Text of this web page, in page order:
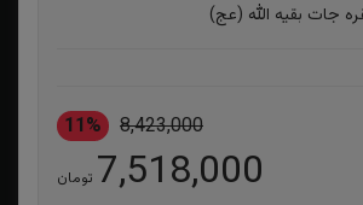
جات بقیه الله (عج)
8,423,000
11%
7,518,000 تومان